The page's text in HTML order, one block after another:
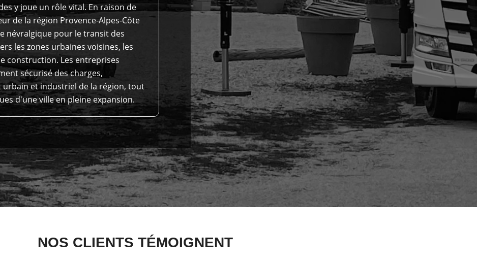
y joue un rôle vital. En raison de
de la région Provence-Alpes-Côte
névralgique pour le transit des
les zones urbaines voisines, les
construction. Les entreprises
sécurisé des charges,
et industriel de la région, tout
d'une ville en pleine expansion.
NOS CLIENTS TÉMOIGNENT